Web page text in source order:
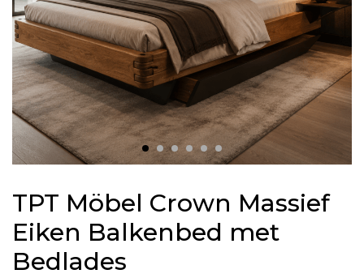
TPT Möbel Crown Massief
Eiken Balkenbed met
Bedlades